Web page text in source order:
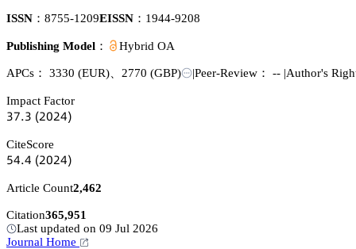
ISSN： 8755-1209EISSN： 1944-9208
Publishing Model： Hybrid OA
APCs： 3330 (EUR) 2770 (GBP) |Peer-Review： -- |Author's
Impact Factor
杚篫.杚 (缗蔡缗鋺)
CiteScore
逦鋺.鋺 (缗蔡缗鋺)
Article Count2,462
Citation365,951
Last updated on 09 Jul 2026
Journal Home